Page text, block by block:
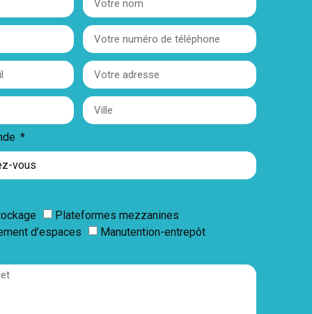
Plateformes mezzanines
d’espaces
Manutention-entrepôt